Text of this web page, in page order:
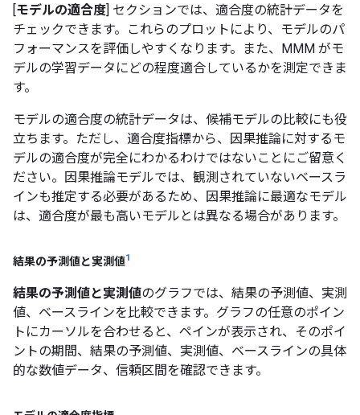
[モデルの適合度] セクションでは、適合度の統計データを
チェックできます。これらのプロットにより、モデルのパ
フォーマンスを評価しやすくなります。また、MMM がモ
デルの学習データにどの程度適合しているかを測定できま
す。
モデルの適合度の統計データは、候補モデルの比較にも役
立ちます。ただし、適合度指標から、因果推論に対するモ
デルの適合度が完全にわかるわけではないことにご留意く
ださい。因果推論モデルでは、観測されていないベースラ
インも推定する必要があるため、因果推論に最適なモデル
は、適合度が最も高いモデルとは異なる場合があります。
結果の予測値と実測値1
結果の予測値と実測値のグラフでは、結果の予測値、実測
値、ベースラインを比較できます。グラフの任意のポイン
トにカーソルを合わせると、ペインが表示され、そのポイ
ントの期間、結果の予測値、実測値、ベースラインの具体
的な数値データ、信頼区間を確認できます。